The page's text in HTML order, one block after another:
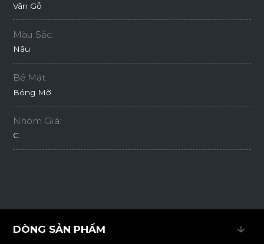
Vân Gỗ
Màu Sắc:
Nâu
Bề Mặt:
Bóng Mờ
Nhóm Giá:
C
DÒNG SẢN PHẨM